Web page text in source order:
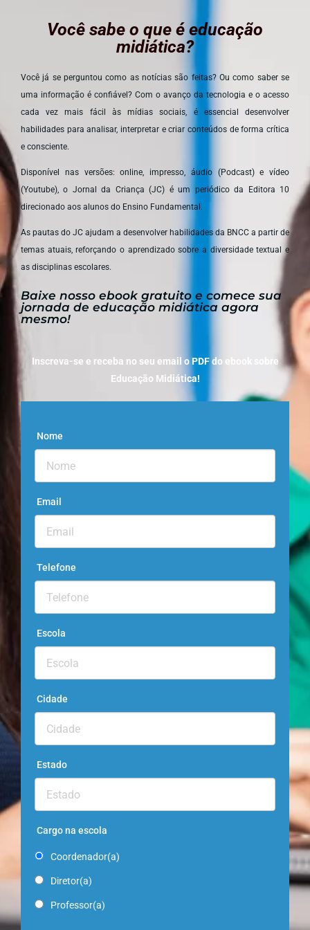
Você sabe o que é educação
midiática?
Você já se perguntou como as notícias são feitas? Ou como saber se
uma informação é confiável? Com o avanço da tecnologia e o acesso
cada vez mais fácil às mídias sociais, é essencial desenvolver
habilidades para analisar, interpretar e criar conteúdos de forma crítica
e consciente.
Disponível nas versões: online, impresso, áudio (Podcast) e vídeo
(Youtube), o Jornal da Criança (JC) é um periódico da Editora 10
direcionado aos alunos do Ensino Fundamental.
As pautas do JC ajudam a desenvolver habilidades da BNCC a partir de
temas atuais, reforçando o aprendizado sobre a diversidade textual e
as disciplinas escolares.
Baixe nosso ebook gratuito e comece sua
jornada de educação midiática agora
mesmo!
Inscreva-se e receba no seu email o PDF do ebook sobre
Educação Midiática!
Nome
Email
Telefone
Escola
Cidade
Estado
Cargo na escola
Coordenador(a)
Diretor(a)
Professor(a)